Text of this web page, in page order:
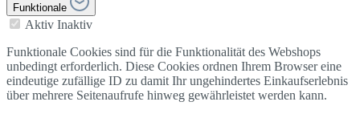
Funktionale
Aktiv Inaktiv
Funktionale Cookies sind für die Funktionalität des Webshops
unbedingt erforderlich. Diese Cookies ordnen Ihrem Browser eine
eindeutige zufällige ID zu damit Ihr ungehindertes Einkaufserlebnis
über mehrere Seitenaufrufe hinweg gewährleistet werden kann.